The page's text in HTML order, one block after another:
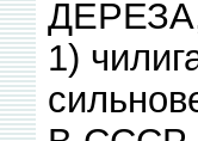
ДЕРЕЗА,
1)